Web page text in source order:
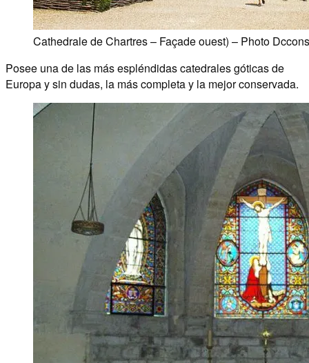
Cathedrale de Chartres – Façade ouest) – Photo
Posee una de las más espléndidas catedrales góticas de
Europa y sin dudas, la más completa y la mejor conservada.